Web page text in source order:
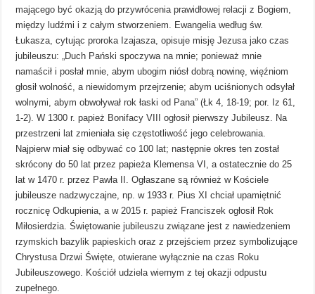
mającego być okazją do przywrócenia prawidłowej relacji z Bogiem,
między ludźmi i z całym stworzeniem. Ewangelia według św.
Łukasza, cytując proroka Izajasza, opisuje misję Jezusa jako czas
jubileuszu: „Duch Pański spoczywa na mnie; ponieważ mnie
namaścił i posłał mnie, abym ubogim niósł dobrą nowinę, więźniom
głosił wolność, a niewidomym przejrzenie; abym uciśnionych odsyłał
wolnymi, abym obwoływał rok łaski od Pana” (Łk 4, 18-19; por. Iz 61,
1-2). W 1300 r. papież Bonifacy VIII ogłosił pierwszy Jubileusz. Na
przestrzeni lat zmieniała się częstotliwość jego celebrowania.
Najpierw miał się odbywać co 100 lat; następnie okres ten został
skrócony do 50 lat przez papieża Klemensa VI, a ostatecznie do 25
lat w 1470 r. przez Pawła II. Ogłaszane są również w Kościele
jubileusze nadzwyczajne, np. w 1933 r. Pius XI chciał upamiętnić
rocznicę Odkupienia, a w 2015 r. papież Franciszek ogłosił Rok
Miłosierdzia. Świętowanie jubileuszu związane jest z nawiedzeniem
rzymskich bazylik papieskich oraz z przejściem przez symbolizujące
Chrystusa Drzwi Święte, otwierane wyłącznie na czas Roku
Jubileuszowego. Kościół udziela wiernym z tej okazji odpustu
zupełnego.